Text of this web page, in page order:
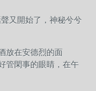
又開始了，神秘兮兮
放在安德烈的面
管閑事的眼睛，在午